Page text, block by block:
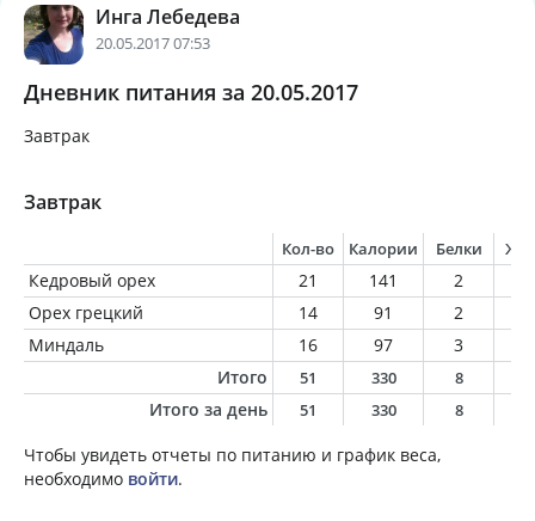
Инга Лебедева
20.05.2017 07:53
Дневник питания за 20.05.2017
Завтрак
Завтрак
Кол-во Калории Белки
Кедровый орех 21 141 2
Орех грецкий
14 91 2
Миндаль
16 97 3
Итого
51 330 8
Итого за день 51 330 8
Чтобы увидеть отчеты по питанию и график веса,
необходимо войти.